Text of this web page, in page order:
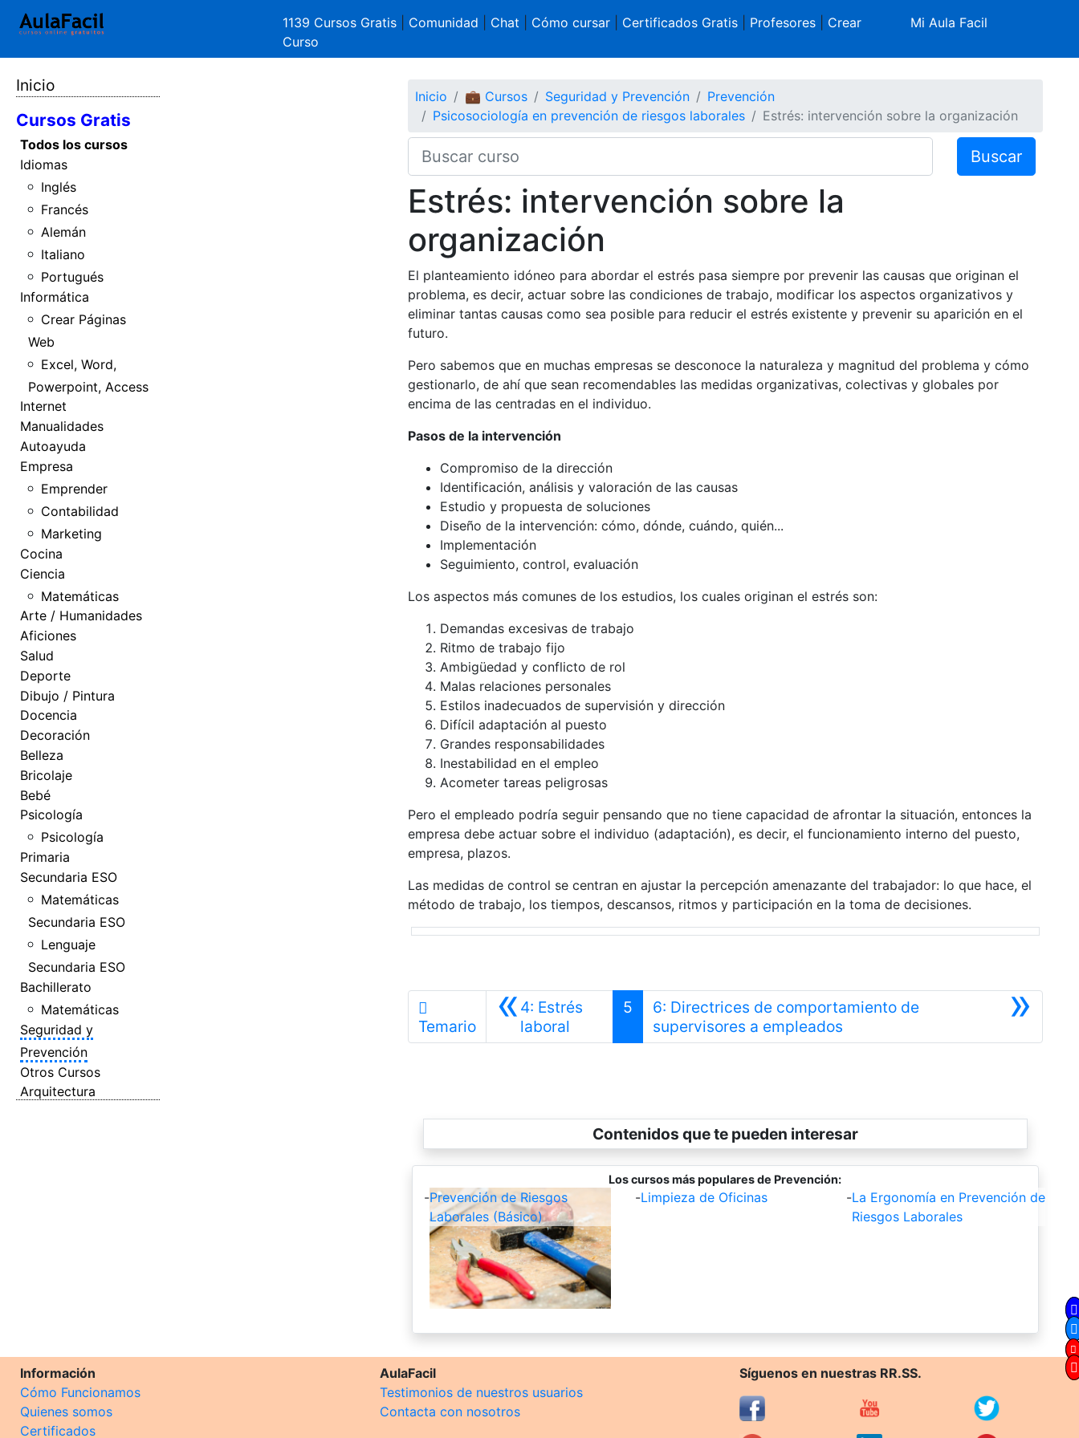
1139 Cursos Gratis Comunidad Chat Cómo cursar| Certificados Gratis| Profesores| Crear
Curso
Mi Aula Facil
Inicio
Cursos Gratis
Todos los cursos
Idiomas
Inglés
Francés
Alemán
Italiano
Portugués
Informática
Crear Páginas
Web
Excel, Word,
Powerpoint, Access
Internet
Manualidades
Autoayuda
Empresa
Emprender
Contabilidad
Marketing
Cocina
Ciencia
Matemáticas
Arte / Humanidades
Aficiones
Salud
Deporte
Dibujo / Pintura
Docencia
Decoración
Belleza
Bricolaje
Bebé
Psicología
Psicología
Primaria
Secundaria ESO
Matemáticas
Secundaria ESO
Lenguaje
Secundaria ESO
Bachillerato
Matemáticas
Seguridad y
Prevención
Otros Cursos
Arquitectura
Inicio 💼 Cursos Seguridad y Prevención
Prevención
Psicosociología en prevención de riesgos laborales
Estrés: intervención sobre la organización
Buscar
Estrés: intervención sobre la
organización
El planteamiento idóneo para abordar el estrés pasa siempre por prevenir las causas que originan el
problema, es decir, actuar sobre las condiciones de trabajo, modificar los aspectos organizativos y
eliminar tantas causas como sea posible para reducir el estrés existente y prevenir su aparición en el
futuro.
Pero sabemos que en muchas empresas se desconoce la naturaleza y magnitud del problema y cómo
gestionarlo, de ahí que sean recomendables las medidas organizativas, colectivas y globales por
encima de las centradas en el individuo.
Pasos de la intervención
Compromiso de la dirección
Identificación, análisis y valoración de las causas
Estudio y propuesta de soluciones
Diseño de la intervención: cómo, dónde, cuándo, quién...
Implementación
Seguimiento, control, evaluación
Los aspectos más comunes de los estudios, los cuales originan el estrés son:
Demandas excesivas de trabajo
Ritmo de trabajo fijo
Ambigüedad y conflicto de rol
Malas relaciones personales
Estilos inadecuados de supervisión y dirección
Difícil adaptación al puesto
Grandes responsabilidades
Inestabilidad en el empleo
Acometer tareas peligrosas
Pero el empleado podría seguir pensando que no tiene capacidad de afrontar la situación, entonces la
empresa debe actuar sobre el individuo (adaptación), es decir, el funcionamiento interno del puesto,
empresa, plazos.
Las medidas de control se centran en ajustar la percepción amenazante del trabajador: lo que hace, el
método de trabajo, los tiempos, descansos, ritmos y participación en la toma de decisiones.
Temario «4: Estrés
laboral
5 »
6: Directrices de comportamiento de
supervisores a empleados
Contenidos que te pueden interesar
Los cursos más populares de Prevención:
-Prevención de Riesgos
Laborales (Básico)
-Limpieza de Oficinas -La Ergonomía en Prevención de
Riesgos Laborales
Información
Cómo Funcionamos
Quienes somos
Certificados
AulaFacil
Testimonios de nuestros usuarios
Contacta con nosotros
Síguenos en nuestras RR.SS.